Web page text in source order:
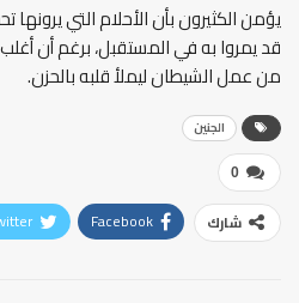
يؤمن الكثيرون بأن الأحلام التي يرونها
قد يمروا به في المستقبل، برغم أن
من عمل الشيطان ليملأ قلبه بالحزن.
الجنين
0
شارك Facebook